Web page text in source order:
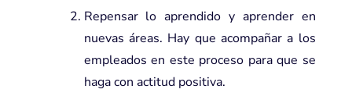
Repensar lo aprendido y aprender en
nuevas áreas. Hay que acompañar a los
empleados en este proceso para que se
haga con actitud positiva.